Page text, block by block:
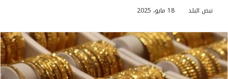
نبض البلد 18 مايو، 2025